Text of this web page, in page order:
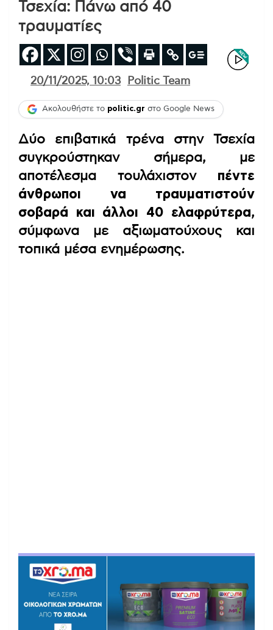
Τσεχία: Πάνω από 40
τραυματίες
20/11/2025, 10:03 Politic Team
Ακολουθήστε το politic.gr στο Google News
Δύο επιβατικά τρένα στην Τσεχία
συγκρούστηκαν σήμερα, με
αποτέλεσμα τουλάχιστον πέντε
άνθρωποι να τραυματιστούν
σοβαρά και άλλοι 40 ελαφρύτερα,
σύμφωνα με αξιωματούχους και
τοπικά μέσα ενημέρωσης.